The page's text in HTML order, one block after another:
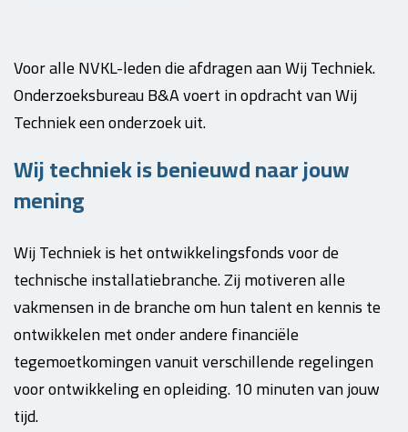
Voor alle NVKL-leden die afdragen aan Wij Techniek.
Onderzoeksbureau B&A voert in opdracht van Wij
Techniek een onderzoek uit.
Wij techniek is benieuwd naar jouw
mening
Wij Techniek is het ontwikkelingsfonds voor de
technische installatiebranche. Zij motiveren alle
vakmensen in de branche om hun talent en kennis te
ontwikkelen met onder andere financiële
tegemoetkomingen vanuit verschillende regelingen
voor ontwikkeling en opleiding. 10 minuten van jouw
tijd.